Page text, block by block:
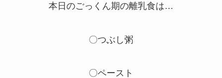
本日のごっくん期の離乳食は…
〇つぶし粥
〇ペースト